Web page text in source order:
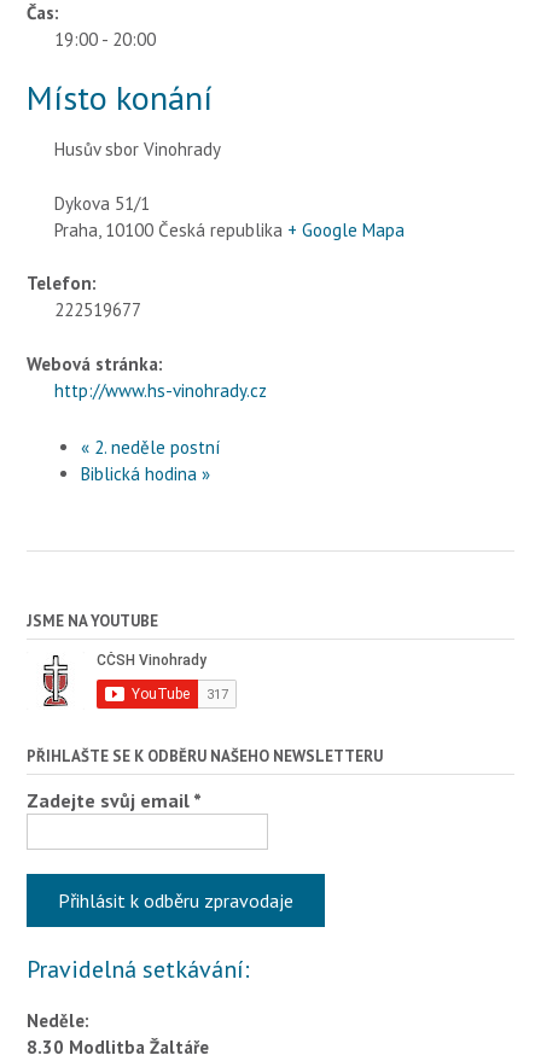
Čas:
19:00 - 20:00
Místo konání
Husův sbor Vinohrady
Dykova 51/1
Praha 10100 Česká republika + Google Mapa
Telefon:
222519677
Webová stránka:
http://www.hs-vinohrady.cz
« 2. neděle postní
Biblická hodina »
JSME NA YOUTUBE
PŘIHLAŠTE SE K ODBĚRU NAŠEHO NEWSLETTERU
Zadejte svůj email *
Pravidelná setkávání:
Neděle:
8.30 Modlitba Žaltáře